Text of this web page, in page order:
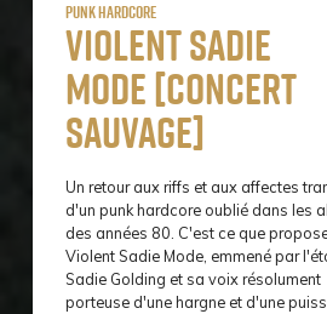
Punk Hardcore
Violent Sadie
Mode [concert
sauvage]
Un retour aux riffs et aux affectes
d'un punk hardcore oublié dans les
des années 80. C'est ce que
Violent Sadie Mode, emmené par
Sadie Golding et sa voix résolument
porteuse d'une hargne et d'une